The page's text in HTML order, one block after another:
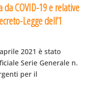
COVID-19 e relative
Legge dell’1
2021 è stato
Serie Generale n.
per il